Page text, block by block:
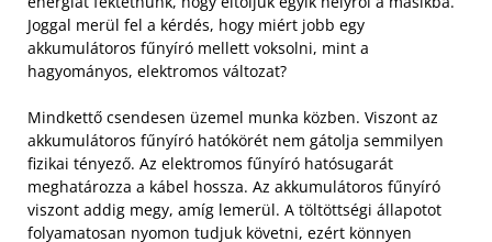
Joggal merül fel a kérdés, hogy miért jobb egy
akkumulátoros fűnyíró mellett voksolni, mint a
hagyományos, elektromos változat?
Mindkettő csendesen üzemel munka közben. Viszont az
akkumulátoros fűnyíró hatókörét nem gátolja semmilyen
fizikai tényező. Az elektromos fűnyíró hatósugarát
meghatározza a kábel hossza. Az akkumulátoros fűnyíró
viszont addig megy, amíg lemerül. A töltöttségi állapotot
folyamatosan nyomon tudjuk követni, ezért könnyen